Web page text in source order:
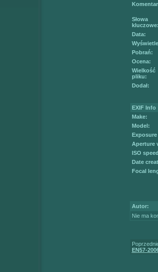
Słowa
kluczowe:
Data:
Pobrań:
Ocena:
Wielkość
pliku:
Dodał:
EXIF Info
Make:
Model:
Aperture
ISO
Date
Focal
Autor:
Nie ma
EN57-